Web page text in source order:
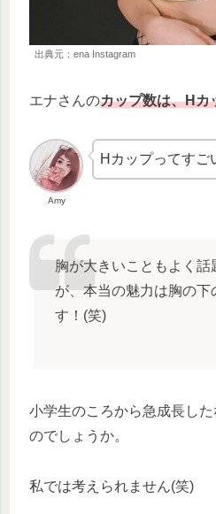
出典元：ena Instagram
エナさんのカップ数は、Hカ
Amy
Hカップってすご
胸が大きいこともよく話
が、本当の魅力は胸の下
す！(笑)
小学生のころから急成長し
のでしょうか。
私では考えられません(笑)